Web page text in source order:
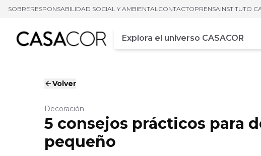
SOBRERESPONSABILIDAD SOCIAL Y AMBIENTALCONTACTOPRENSAINSTITUTO
Campo de busca
Ingrese al menos tres caracteres
Volver
Decoración
5 consejos prácticos para
pequeño